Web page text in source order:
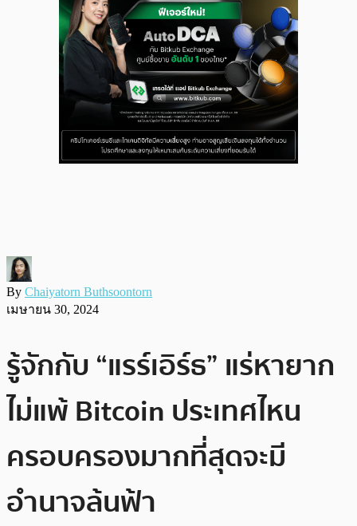
By Chaiyatorn Buthsoontorn
เมษายน 30, 2024
รู้จักกับ “แรร์เอิร์ธ” แร่หายาก
ไม่แพ้ Bitcoin ประเทศไหน
ครอบครองมากที่สุดจะมี
อำนาจล้นฟ้า